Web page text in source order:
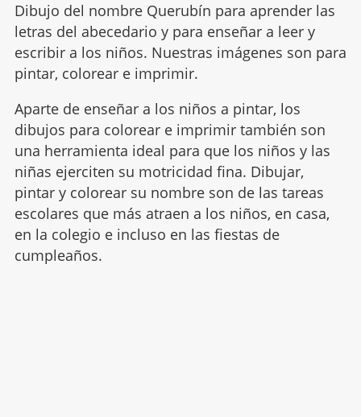
Dibujo del nombre Querubín para aprender las
letras del abecedario y para enseñar a leer y
escribir a los niños. Nuestras imágenes son para
pintar, colorear e imprimir.
Aparte de enseñar a los niños a pintar, los
dibujos para colorear e imprimir también son
una herramienta ideal para que los niños y las
niñas ejerciten su motricidad fina. Dibujar,
pintar y colorear su nombre son de las tareas
escolares que más atraen a los niños, en casa,
en la colegio e incluso en las fiestas de
cumpleaños.